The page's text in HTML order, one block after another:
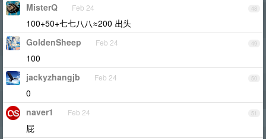
48
MisterQ Feb 24
100+50+七七八八≈200 出头
49
GoldenSheep Feb 24
100
50
jackyzhangjb Feb 24
0
51
naver1 Feb 24
屁